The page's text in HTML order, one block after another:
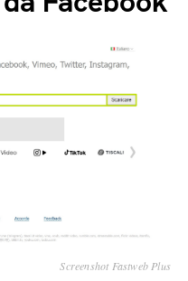
Screenshot Fastweb Plus